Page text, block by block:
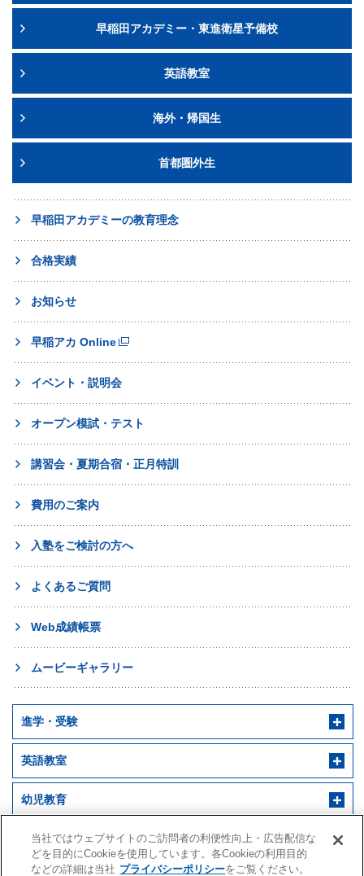
早稲田アカデミー・東進衛星予備校
英語教室
海外・帰国生
首都圏外生
早稲田アカデミーの教育理念
合格実績
お知らせ
早稲アカ Online
イベント・説明会
オープン模試・テスト
講習会・夏期合宿・正月特訓
費用のご案内
入塾をご検討の方へ
よくあるご質問
Web成績帳票
ムービーギャラリー
進学・受験
英語教室
幼児教育
幼児教室サンキッズ
医学部予備校
野田クルゼ
当社ではウェブサイトのご訪問者の利便性向上・広告配信な
どを目的にCookieを使用しています。各Cookieの利用目的
などの詳細は当社 プライバシーポリシーをご覧ください。